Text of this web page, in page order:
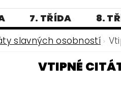
7. TŘÍDA 8.
LISTY
- ЧЕСЬКА МОВА ДЛЯ
slavných osobností
VTIPNÉ